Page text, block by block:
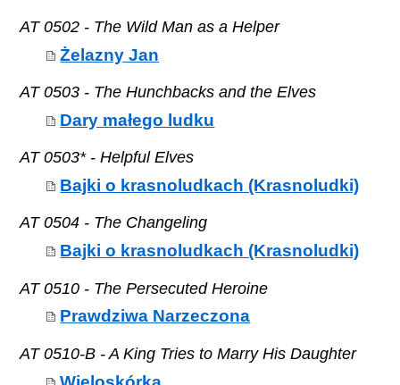
AT 0502 - The Wild Man as a Helper
Żelazny Jan
AT 0503 - The Hunchbacks and the Elves
Dary małego ludku
AT 0503* - Helpful Elves
Bajki o krasnoludkach (Krasnoludki)
AT 0504 - The Changeling
Bajki o krasnoludkach (Krasnoludki)
AT 0510 - The Persecuted Heroine
Prawdziwa Narzeczona
AT 0510-B - A King Tries to Marry His Daughter